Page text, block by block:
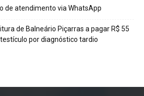
de atendimento via WhatsApp
de Balneário Piçarras a pagar R$ 55
por diagnóstico tardio